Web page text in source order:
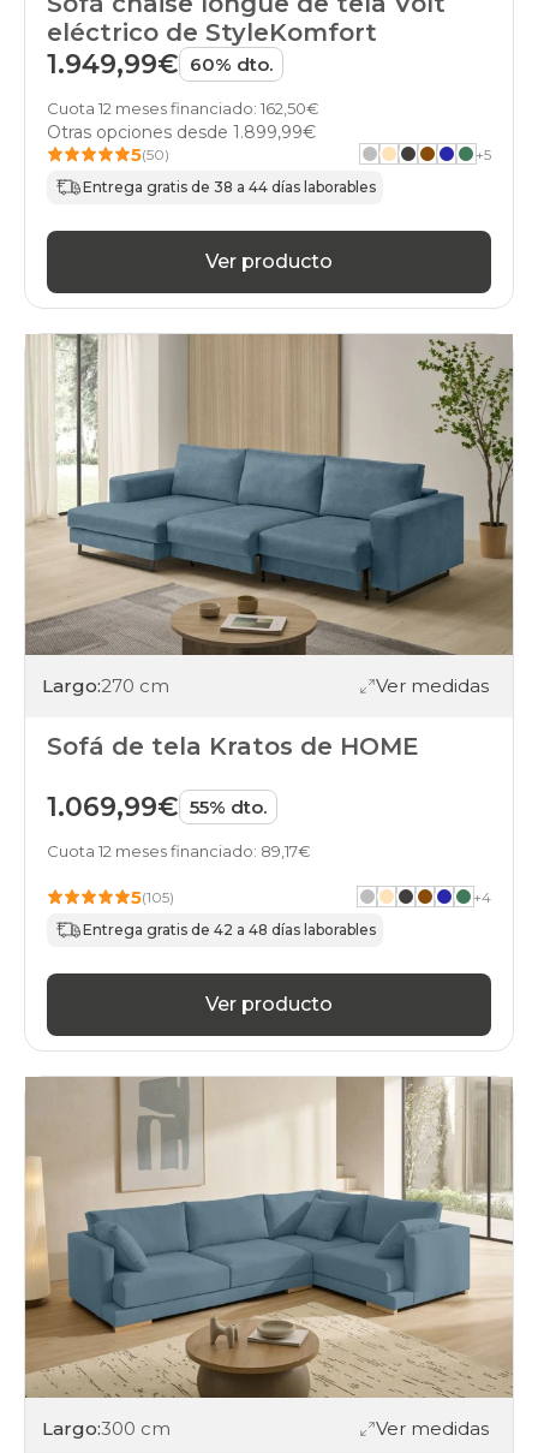
eléctrico de StyleKomfort
1.949,99€ 60% dto.
Cuota 12 meses financiado: 162,50€
Otras opciones desde 1.899,99€
5(50) +5
Entrega gratis de 38 a 44 días laborables
Ver producto
Largo:270 cm Ver medidas
Sofá de tela Kratos de HOME
1.069,99€ 55% dto.
Cuota 12 meses financiado: 89,17€
5(105) +4
Entrega gratis de 42 a 48 días laborables
Ver producto
Largo:300 cm Ver medidas